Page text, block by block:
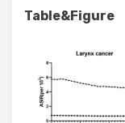
Table&Figure